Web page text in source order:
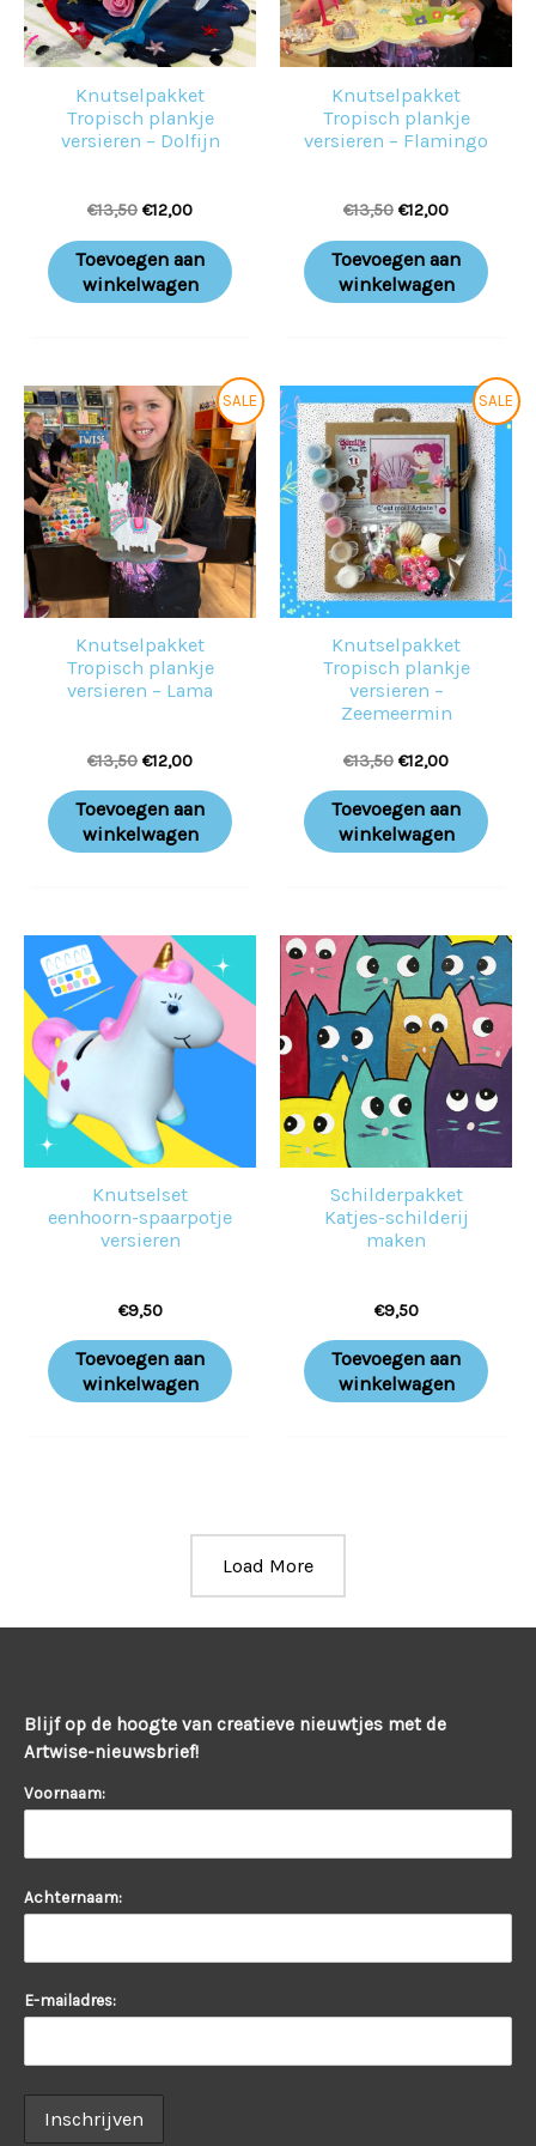
Knutselpakket
Tropisch plankje
versieren – Dolfijn
€13,50 €12,00
Toevoegen aan
winkelwagen
Knutselpakket
Tropisch plankje
versieren – Flamingo
€13,50 €12,00
Toevoegen aan
winkelwagen
SALE
Knutselpakket
Tropisch plankje
versieren – Lama
€13,50
Oorspronkelijke
prijs
was:
€13,50.
€12,00
Huidige
prijs
is:
€12,00.
Toevoegen aan
winkelwagen
SALE
Knutselpakket
Tropisch plankje
versieren –
Zeemeermin
€13,50
Oorspronkelijke
prijs
was:
€13,50.
€12,00
Huidige
prijs
is:
€12,00.
Toevoegen aan
winkelwagen
Knutselset
eenhoorn-spaarpotje
versieren
€9,50
Toevoegen aan
winkelwagen
Schilderpakket
Katjes-schilderij
maken
€9,50
Toevoegen aan
winkelwagen
Load More
Blijf op de hoogte van creatieve nieuwtjes met de
Artwise-nieuwsbrief!
Voornaam:
Achternaam:
E-mailadres: